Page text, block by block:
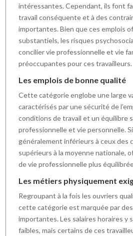
intéressantes. Cependant, ils font
travail conséquente et à des
importantes. Bien que ces emplois
substantiels, les risques
concilier vie professionnelle et vie
préoccupantes pour ces travailleurs.
Les emplois de bonne qualité
Cette catégorie englobe une large
caractérisés par une sécurité de
conditions de travail et un équilibre
professionnelle et vie personnelle.
généralement inférieurs à ceux des
supérieurs à la moyenne nationale,
de vie professionnelle plus
Les métiers physiquement
Regroupant à la fois les ouvriers
cette catégorie est marquée par
importantes. Les salaires horaires y
faibles, mais certains de ces